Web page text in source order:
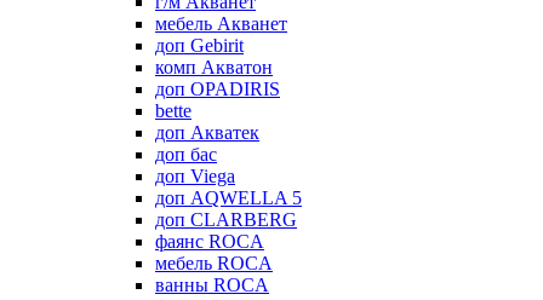
мебель Акванет
доп Gebirit
комп Акватон
доп OPADIRIS
bette
доп Акватек
доп бас
доп Viega
доп AQWELLA 5
доп CLARBERG
фаянс ROCA
мебель ROCA
ванны ROCA